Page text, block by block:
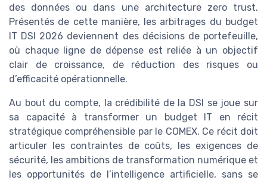
des données ou dans une architecture zero trust.
Présentés de cette manière, les arbitrages du budget
IT DSI 2026 deviennent des décisions de portefeuille,
où chaque ligne de dépense est reliée à un objectif
clair de croissance, de réduction des risques ou
d’efficacité opérationnelle.
Au bout du compte, la crédibilité de la DSI se joue sur
sa capacité à transformer un budget IT en récit
stratégique compréhensible par le COMEX. Ce récit doit
articuler les contraintes de coûts, les exigences de
sécurité, les ambitions de transformation numérique et
les opportunités de l’intelligence artificielle, sans se